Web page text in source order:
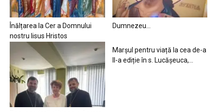
Înălțarea la Cer a Domnului
nostru Iisus Hristos
Dumnezeu…
Marșul pentru viață la cea de-a
II-a ediție în s. Lucășeuca,...